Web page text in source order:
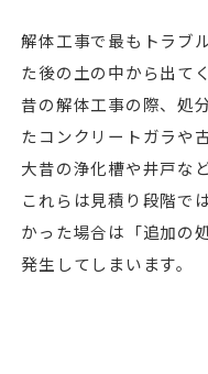
解体工事で最もトラブ
た後の土の中から出て
昔の解体工事の際、処
たコンクリートガラや
大昔の浄化槽や井戸な
これらは見積り段階で
かった場合は「追加の
発生してしまいます。